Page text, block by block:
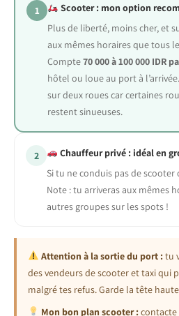
1
Scooter : mon option
Plus de liberté, moins cher, et
aux mêmes horaires que tous
Compte70 000 à 100 000 IDR
hôtel ou loue au port à
sur deux roues car certaines
restent sinueuses.
2
Chauffeur privé : idéal en
Si tu ne conduis pas de
Note : tu arriveras aux mêmes
autres groupes sur les spots !
Attention à la sortie du port :tu
des vendeurs de scooter et taxi qui
malgré tes refus. Garde la tête
Mon bon plan scooter :contacte